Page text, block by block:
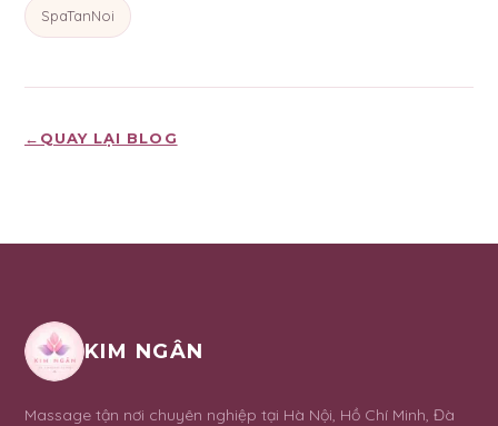
SpaTanNoi
← QUAY LẠI BLOG
KIM NGÂN
Massage tận nơi chuyên nghiệp tại Hà Nội, Hồ Chí Minh, Đà